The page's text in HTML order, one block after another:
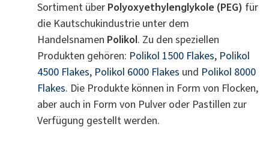
Sortiment über Polyoxyethylenglykole (PEG) für
die Kautschukindustrie unter dem
Handelsnamen Polikol. Zu den speziellen
Produkten gehören: Polikol 1500 Flakes, Polikol
4500 Flakes, Polikol 6000 Flakes und Polikol 8000
Flakes. Die Produkte können in Form von Flocken,
aber auch in Form von Pulver oder Pastillen zur
Verfügung gestellt werden.